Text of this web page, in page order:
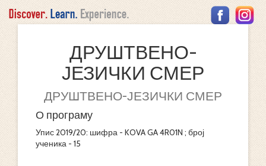
ДРУШТВЕНО-
ЈЕЗИЧКИ СМЕР
ДРУШТВЕНО-ЈЕЗИЧКИ СМЕР
О програму
Упис 2019/20: шифра - KOVA GA 4R01N ; број
ученика - 15